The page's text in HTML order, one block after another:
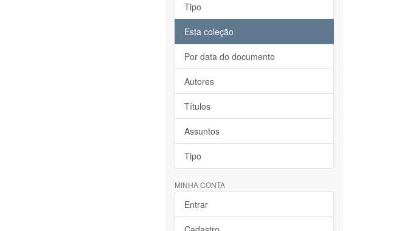
Tipo
Esta coleção
Por data do documento
Autores
Títulos
Assuntos
Tipo
MINHA CONTA
Entrar